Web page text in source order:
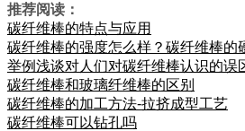
推荐阅读：
碳纤维棒的特点与应用
碳纤维棒的强度怎么样？碳纤维棒的
举例浅谈对人们对碳纤维棒认识的误
碳纤维棒和玻璃纤维棒的区别
碳纤维棒的加工方法-拉挤成型工艺
碳纤维棒可以钻孔吗